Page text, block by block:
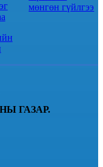
мөнгөн гүйлгээ
ГАЗАР.